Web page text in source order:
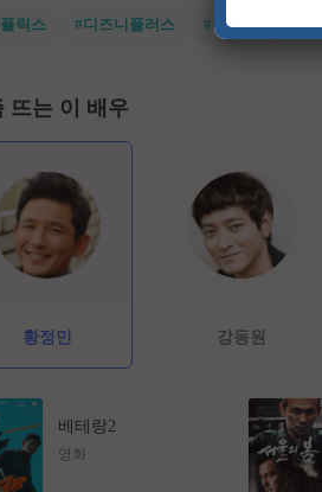
로촌으
릭스 #디즈니플러스 #유쾌한 #슈
뜨는 이 배우
황정민 강동원
베테랑2
영화